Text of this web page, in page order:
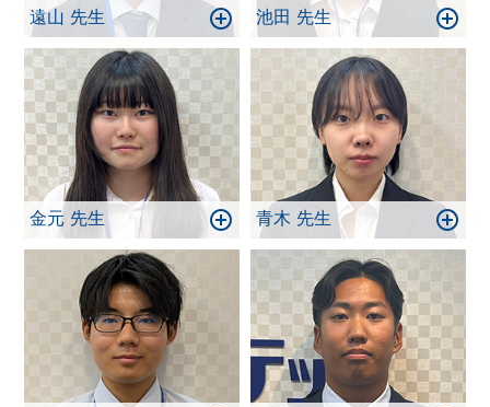
遠山 先生 池田 先生
金元 先生 青木 先生